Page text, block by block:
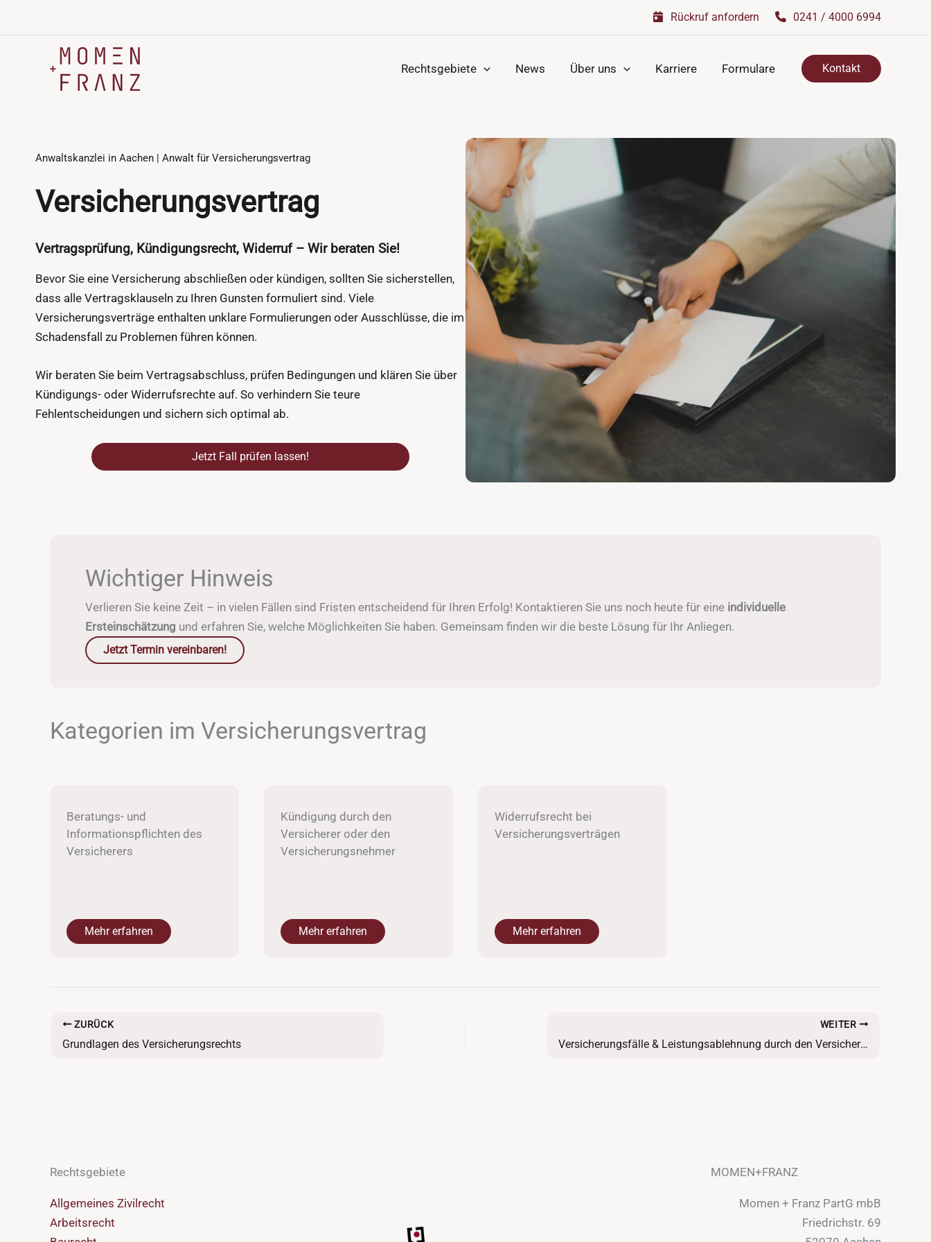
Rückruf anfordern 0241 / 4000 6994
Rechtsgebiete News Über uns Karriere Formulare Kontakt
Anwaltskanzlei in Aachen | Anwalt für Versicherungsvertrag
Versicherungsvertrag
Vertragsprüfung, Kündigungsrecht, Widerruf – Wir beraten Sie!
Bevor Sie eine Versicherung abschließen oder kündigen, sollten Sie sicherstellen,
dass alle Vertragsklauseln zu Ihren Gunsten formuliert sind. Viele
Versicherungsverträge enthalten unklare Formulierungen oder Ausschlüsse, die im
Schadensfall zu Problemen führen können.
Wir beraten Sie beim Vertragsabschluss, prüfen Bedingungen und klären Sie über
Kündigungs- oder Widerrufsrechte auf. So verhindern Sie teure
Fehlentscheidungen und sichern sich optimal ab.
Jetzt Fall prüfen lassen!
Wichtiger Hinweis
Verlieren Sie keine Zeit – in vielen Fällen sind Fristen entscheidend für Ihren Erfolg! Kontaktieren Sie uns noch heute für eine individuelle
Ersteinschätzung und erfahren Sie, welche Möglichkeiten Sie haben. Gemeinsam finden wir die beste Lösung für Ihr Anliegen.
Jetzt Termin vereinbaren!
Kategorien im Versicherungsvertrag
Beratungs- und
Informationspflichten des
Versicherers
Mehr erfahren
Kündigung durch den
Versicherer oder den
Versicherungsnehmer
Mehr erfahren
Widerrufsrecht bei
Versicherungsverträgen
Mehr erfahren
ZURÜCK
Grundlagen des Versicherungsrechts
WEITER
Versicherungsfälle & Leistungsablehnung durch den Versicherer
Rechtsgebiete
Allgemeines Zivilrecht
Arbeitsrecht
MOMEN+FRANZ
Momen + Franz PartG mbB
Friedrichstr. 69